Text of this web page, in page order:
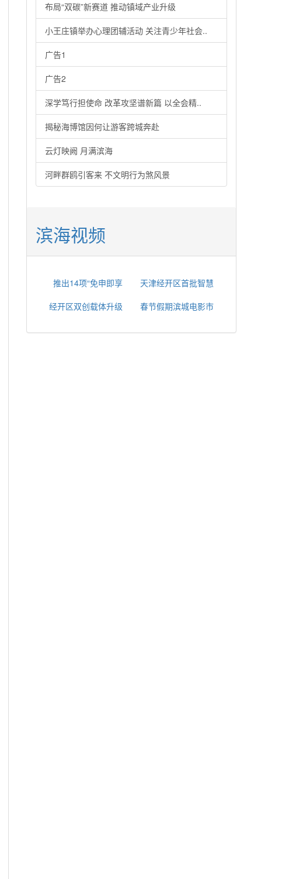
布局“双碳”新赛道 推动镇域产业升级
小王庄镇举办心理团辅活动 关注青少年社会..
广告1
广告2
深学笃行担使命 改革攻坚谱新篇 以全会精..
揭秘海博馆因何让游客跨城奔赴
云灯映阙 月满滨海
河畔群鸥引客来 不文明行为煞风景
滨海视频
推出14项“免申即享
天津经开区首批智慧
经开区双创载体升级
春节假期滨城电影市